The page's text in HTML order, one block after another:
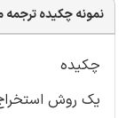
نمونه چکیده
چکیده